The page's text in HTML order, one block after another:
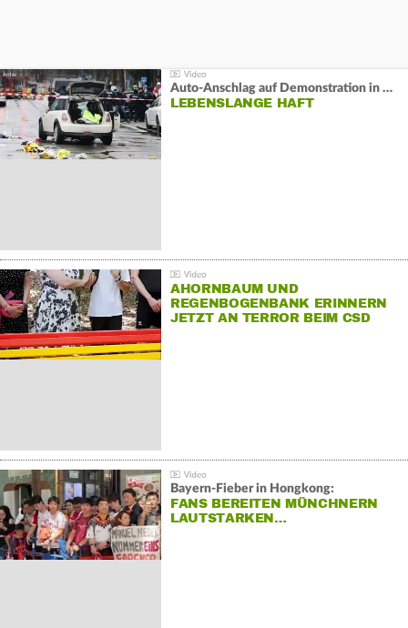
Auto-Anschlag auf Demonstration in München:
LEBENSLANGE HAFT
AHORNBAUM UND
REGENBOGENBANK ERINNERN
JETZT AN TERROR BEIM CSD
Bayern-Fieber in Hongkong:
FANS BEREITEN MÜNCHNERN
LAUTSTARKEN…